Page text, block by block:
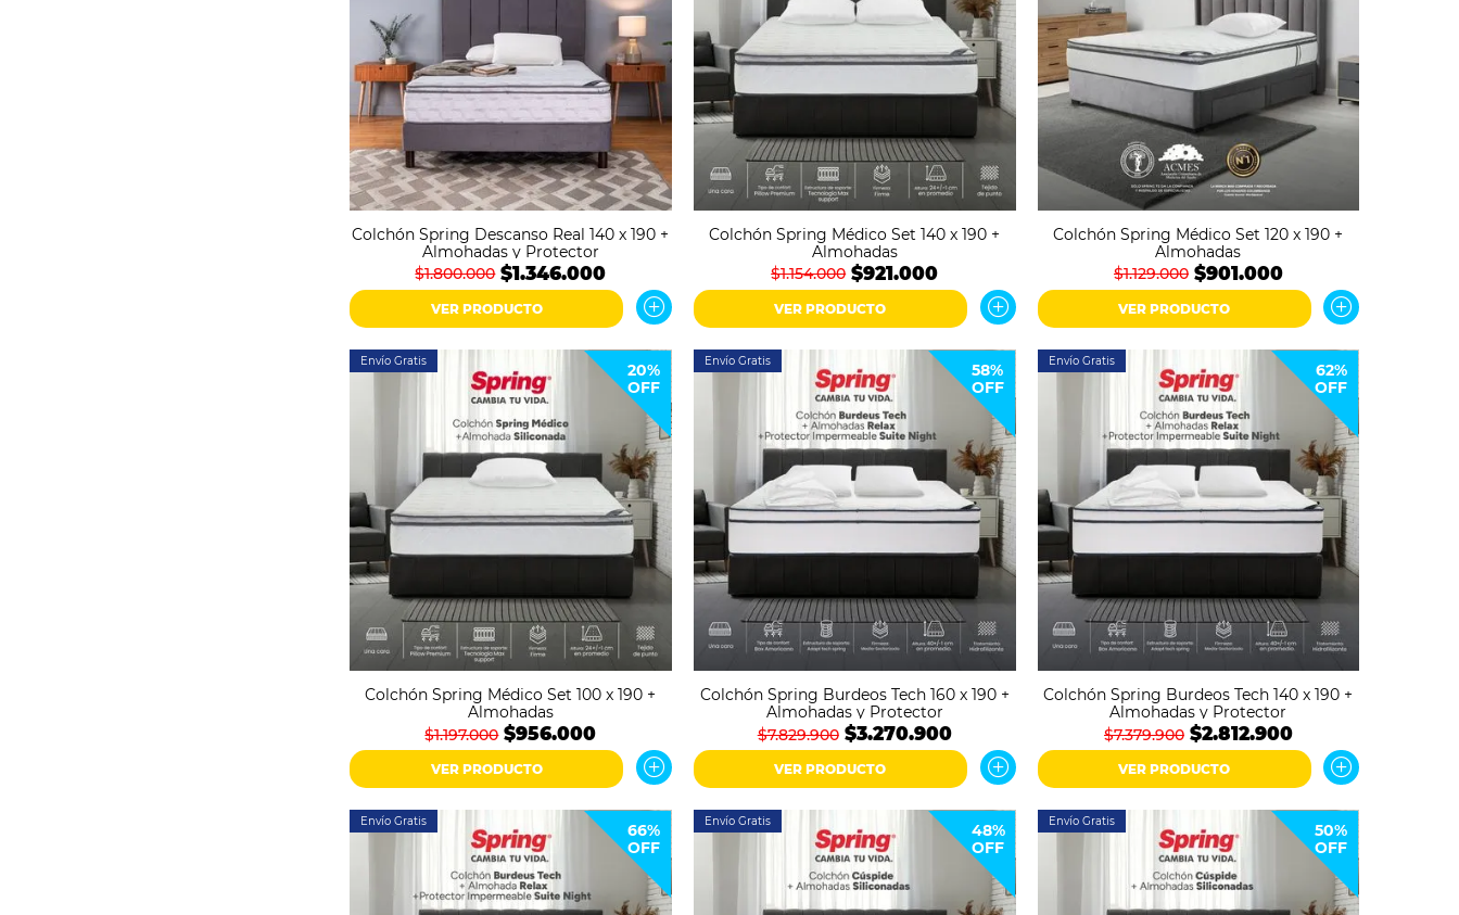
Colchón Spring Descanso Real 140 x 190 +
Almohadas y Protector
$1.800.000 $1.346.000
VER PRODUCTO
Colchón Spring Médico Set 140 x 190 +
Almohadas
$1.154.000 $921.000
VER PRODUCTO
Colchón Spring Médico Set 120 x 190 +
Almohadas
$1.129.000 $901.000
VER PRODUCTO
Envío Gratis
20%
OFF
Colchón Spring Médico Set 100 x 190 +
Almohadas
$1.197.000 $956.000
VER PRODUCTO
Envío Gratis
58%
OFF
Colchón Spring Burdeos Tech 160 x 190 +
Almohadas y Protector
$7.829.900 $3.270.900
VER PRODUCTO
Envío Gratis
62%
OFF
Colchón Spring Burdeos Tech 140 x 190 +
Almohadas y Protector
$7.379.900 $2.812.900
VER PRODUCTO
Envío Gratis
66%
OFF
Envío Gratis
48%
OFF
Envío Gratis
50%
OFF